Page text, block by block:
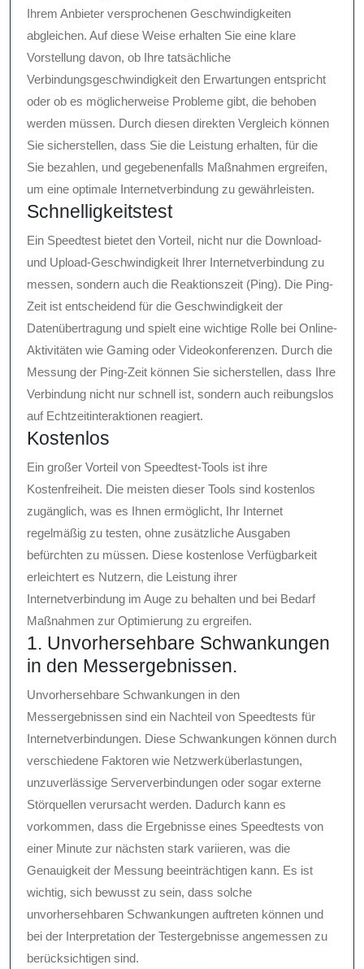
Ihrem Anbieter versprochenen Geschwindigkeiten
abgleichen. Auf diese Weise erhalten Sie eine klare
Vorstellung davon, ob Ihre tatsächliche
Verbindungsgeschwindigkeit den Erwartungen entspricht
oder ob es möglicherweise Probleme gibt, die behoben
werden müssen. Durch diesen direkten Vergleich können
Sie sicherstellen, dass Sie die Leistung erhalten, für die
Sie bezahlen, und gegebenenfalls Maßnahmen ergreifen,
um eine optimale Internetverbindung zu gewährleisten.
Schnelligkeitstest
Ein Speedtest bietet den Vorteil, nicht nur die Download-
und Upload-Geschwindigkeit Ihrer Internetverbindung zu
messen, sondern auch die Reaktionszeit (Ping). Die Ping-
Zeit ist entscheidend für die Geschwindigkeit der
Datenübertragung und spielt eine wichtige Rolle bei Online-
Aktivitäten wie Gaming oder Videokonferenzen. Durch die
Messung der Ping-Zeit können Sie sicherstellen, dass Ihre
Verbindung nicht nur schnell ist, sondern auch reibungslos
auf Echtzeitinteraktionen reagiert.
Kostenlos
Ein großer Vorteil von Speedtest-Tools ist ihre
Kostenfreiheit. Die meisten dieser Tools sind kostenlos
zugänglich, was es Ihnen ermöglicht, Ihr Internet
regelmäßig zu testen, ohne zusätzliche Ausgaben
befürchten zu müssen. Diese kostenlose Verfügbarkeit
erleichtert es Nutzern, die Leistung ihrer
Internetverbindung im Auge zu behalten und bei Bedarf
Maßnahmen zur Optimierung zu ergreifen.
1. Unvorhersehbare Schwankungen
in den Messergebnissen.
Unvorhersehbare Schwankungen in den
Messergebnissen sind ein Nachteil von Speedtests für
Internetverbindungen. Diese Schwankungen können durch
verschiedene Faktoren wie Netzwerküberlastungen,
unzuverlässige Serververbindungen oder sogar externe
Störquellen verursacht werden. Dadurch kann es
vorkommen, dass die Ergebnisse eines Speedtests von
einer Minute zur nächsten stark variieren, was die
Genauigkeit der Messung beeinträchtigen kann. Es ist
wichtig, sich bewusst zu sein, dass solche
unvorhersehbaren Schwankungen auftreten können und
bei der Interpretation der Testergebnisse angemessen zu
berücksichtigen sind.